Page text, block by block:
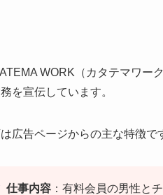
WORK（カタテマワー
務を宣伝しています。
広告ページからの主な特徴で
仕事内容 ：有料会員の男性と